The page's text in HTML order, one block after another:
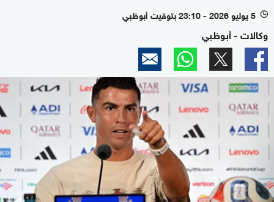
l 5 يوليو 2026 - 23:10 بتوقيت أبوظبي
وكالات - أبوظبي